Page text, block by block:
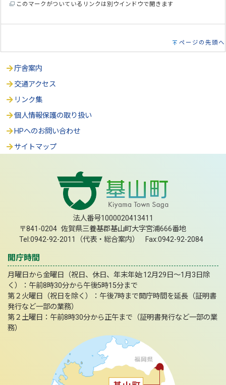
このマークがついているリンクは別ウインドウで開きます
ページの先頭へ
庁舎案内
交通アクセス
リンク集
個人情報保護の取り扱い
HPへのお問い合わせ
サイトマップ
法人番号1000020413411
〒841-0204 佐賀県三養基郡基山町大字宮浦666番地
Tel:0942-92-2011（代表・総合案内） Fax:0942-92-2084
開庁時間
月曜日から金曜日（祝日、休日、年末年始:12月29日～1月3日除
く）：午前8時30分から午後5時15分まで
第２火曜日（祝日を除く）：午後7時まで開庁時間を延長（証明書
発行など一部の業務）
第２土曜日：午前8時30分から正午まで（証明書発行など一部の業
務）